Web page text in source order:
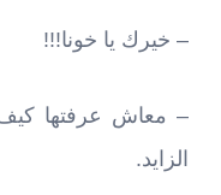
– خيرك يا خونا!!!
– معاش عرفتها
الزايد.